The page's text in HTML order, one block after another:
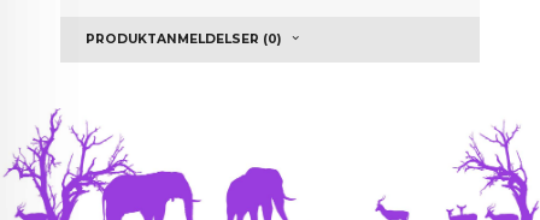
PRODUKTANMELDELSER (0)